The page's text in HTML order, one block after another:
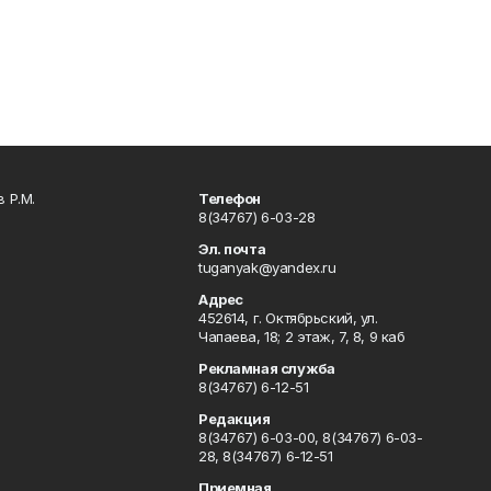
Р.М.
Телефон
8(34767) 6-03-28
Эл. почта
tuganyak@yandex.ru
Адрес
452614, г. Октябрьский, ул.
Чапаева, 18; 2 этаж, 7, 8, 9 каб
Рекламная служба
8(34767) 6-12-51
Редакция
8(34767) 6-03-00, 8(34767) 6-03-
28, 8(34767) 6-12-51